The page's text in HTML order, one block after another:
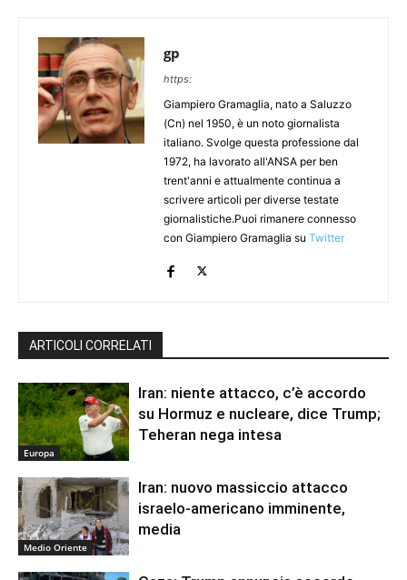
gp
https:
Giampiero Gramaglia, nato a Saluzzo
(Cn) nel 1950, è un noto giornalista
italiano. Svolge questa professione dal
1972, ha lavorato all'ANSA per ben
trent'anni e attualmente continua a
scrivere articoli per diverse testate
giornalistiche.Puoi rimanere connesso
con Giampiero Gramaglia su Twitter
ARTICOLI CORRELATI
Europa
Iran: niente attacco, c’è accordo
su Hormuz e nucleare, dice Trump;
Teheran nega intesa
Medio Oriente
Iran: nuovo massiccio attacco
israelo-americano imminente,
media